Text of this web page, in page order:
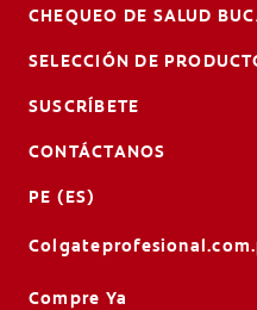
CHEQUEO DE SALUD
SELECCIÓN DE
SUSCRÍBETE
CONTÁCTANOS
PE (ES)
Compre Ya